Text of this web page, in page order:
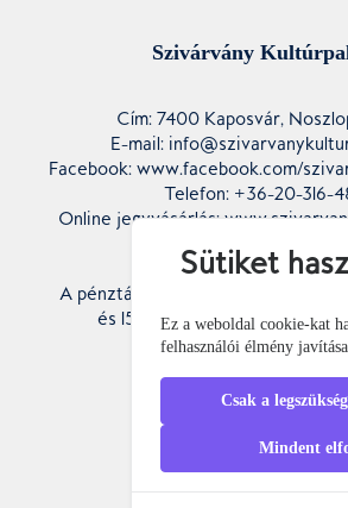
Szivárvány
Cím: 7400 Kaposvár,
E-mail:
Facebook: www.facebook.com/
Telefon: +36-20-316-
Online jegyvásárlás:
Pénztár
A pénztár egy órával az előadás
és 15 perccel az előadás
Sütiket
Ez a weboldal cookie-kat
felhasználói élmény
Csak a
Mindent